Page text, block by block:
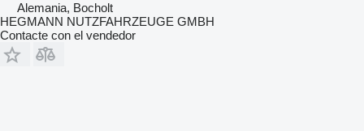
Alemania, Bocholt
HEGMANN NUTZFAHRZEUGE GMBH
Contacte con el vendedor